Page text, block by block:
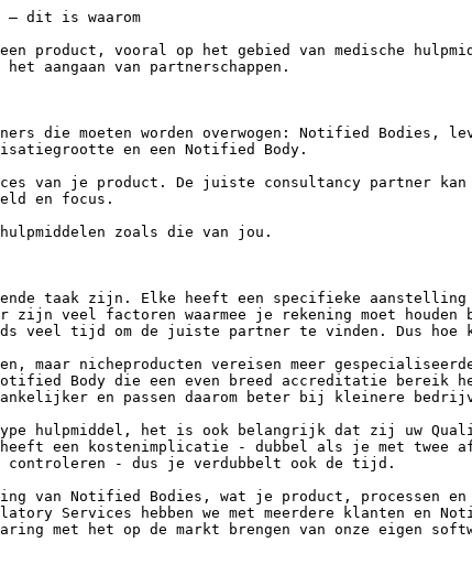
product, vooral op het gebied van medische
aangaan van partnerschappen.
die moeten worden overwogen: Notified Bodies,
en een Notified Body.
van je product. De juiste consultancy partner
en focus.
zoals die van jou.
taak zijn. Elke heeft een specifieke
veel factoren waarmee je rekening moet houden
veel tijd om de juiste partner te vinden. Dus hoe
maar nicheproducten vereisen meer
Body die een even breed accreditatie bereik
en passen daarom beter bij kleinere
het is ook belangrijk dat zij uw Quality
een kostenimplicatie - dubbel als je met
controleren - dus je verdubbelt ook de tijd.
van Notified Bodies, wat je product, processen
Services hebben we met meerdere klanten en
met het op de markt brengen van onze eigen